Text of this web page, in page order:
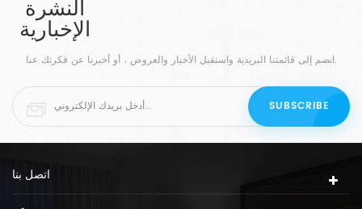
النشرة
الإخبارية
انضم إلى قائمتنا البريدية واستقبل الأخبار والعروض ، أو أخبرنا عن فكرتك عنا.
اتصل بنا